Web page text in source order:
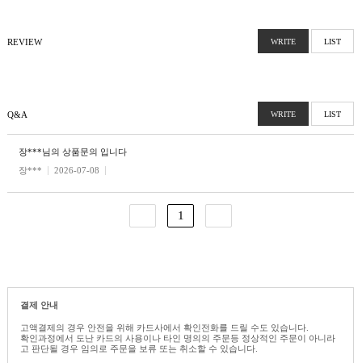
REVIEW WRITE LIST
Q&A WRITE LIST
장***님의 상품문의 입니다
장***
2026-07-08
1
결제 안내
고액결제의 경우 안전을 위해 카드사에서 확인전화를 드릴 수도 있습니다.
확인과정에서 도난 카드의 사용이나 타인 명의의 주문등 정상적인 주문이 아니라
고 판단될 경우 임의로 주문을 보류 또는 취소할 수 있습니다.